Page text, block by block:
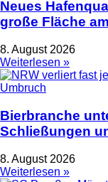
Neues
große Fläche
8. August 2026
Weiterlesen »
Bierbranche
Schließungen
8. August 2026
Weiterlesen »